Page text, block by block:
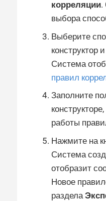
корреляции.
выбора
Выберите
конструктор
Система
правил
Заполните
работы
Нажмите на
Система
отобразит
Новое
раздела